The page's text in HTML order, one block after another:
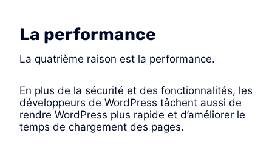
La performance
La quatrième raison est la performance.
En plus de la sécurité et des fonctionnalités, les
développeurs de WordPress tâchent aussi de
rendre WordPress plus rapide et d’améliorer le
temps de chargement des pages.